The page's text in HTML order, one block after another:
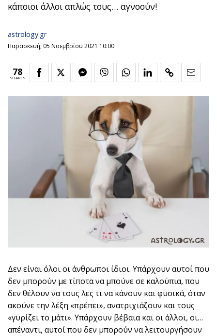
κάποιοι άλλοι απλώς τους… αγνοούν!
astrology.gr
Παρασκευή, 05 Νοεμβρίου 2021 10:00
78
SHARES
Δεν είναι όλοι οι άνθρωποι ίδιοι. Υπάρχουν αυτοί που
δεν μπορούν με τίποτα να μπούνε σε καλούπια, που
δεν θέλουν να τους λες τι να κάνουν και φυσικά, όταν
ακούνε την λέξη «πρέπει», ανατριχιάζουν και τους
«γυρίζει το μάτι». Υπάρχουν βέβαια και οι άλλοι, οι…
απέναντι, αυτοί που δεν μπορούν να λειτουργήσουν